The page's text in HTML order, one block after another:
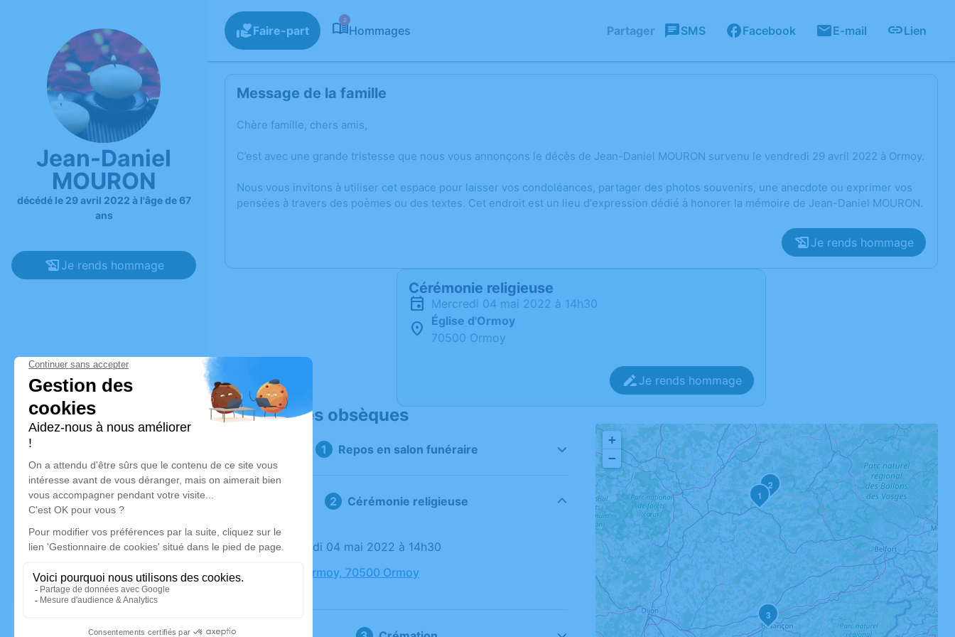
Jean-Daniel
MOURON
décédé le 29 avril 2022 à l'âge de 67
ans
Je rends hommage
Faire-part
2
Hommages Partager SMS Facebook E-mail Lien
Message de la famille
Chère famille, chers amis,
C’est avec une grande tristesse que nous vous annonçons le décès de Jean-Daniel MOURON survenu le vendredi 29 avril 2022 à Ormoy.
Nous vous invitons à utiliser cet espace pour laisser vos condoléances, partager des photos souvenirs, une anecdote ou exprimer vos
pensées à travers des poèmes ou des textes. Cet endroit est un lieu d'expression dédié à honorer la mémoire de Jean-Daniel MOURON.
Je rends hommage
Cérémonie religieuse
mercredi 04 mai 2022 à 14h30
Église d'Ormoy
70500 Ormoy
Je rends hommage
Déroulé des obsèques
Repos en salon funéraire
Cérémonie religieuse
Le mercredi 04 mai 2022 à 14h30
Église d'Ormoy, 70500 Ormoy
1
2
3
+
−